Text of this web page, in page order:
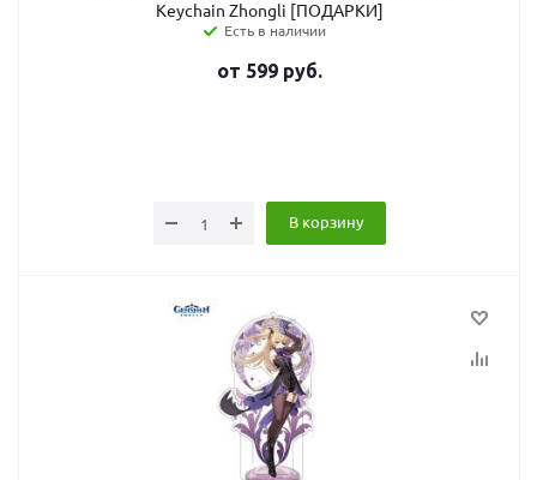
Keychain Zhongli [ПОДАРКИ]
Есть в наличии
от 599 руб.
В корзину